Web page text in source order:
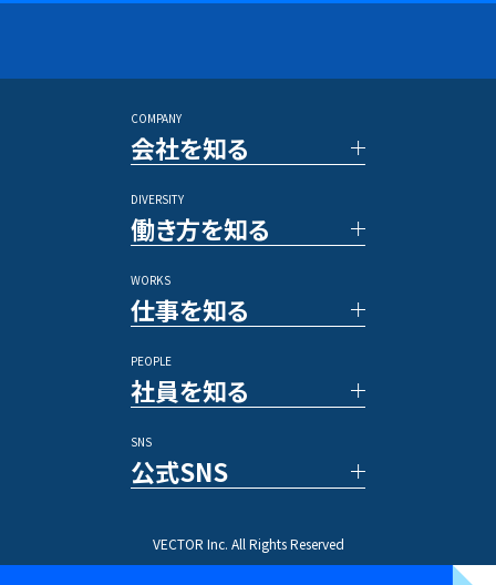
28年卒 PRコンサルタント
長期インターンシップ
■キャリア採用
PRコンサルタント
アルムナイ採用
その他のポジション
COMPANY
会社を知る
TOP メッセージ
ベクトルの強み
新規事業／投資事業
アワード/ランキング
DIVERSITY
働き方を知る
社員の一日
各種制度
休暇／勤怠制度
WORKS
仕事を知る
事例紹介
業務内容
PEOPLE
社員を知る
文字で読む社員インタビュー
動画で知る先輩社員
SNS
公式SNS
Instagram
VECTOR Inc. All Rights Reserved